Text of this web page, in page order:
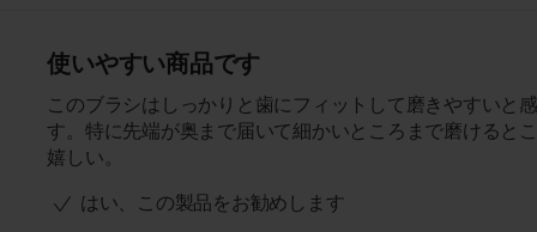
使いやすい商品です
このブラシはしっかりと歯にフィットして磨きやすいと
す。特に先端が奥まで届いて細かいところまで磨けると
嬉しい。
はい、この製品をお勧めします